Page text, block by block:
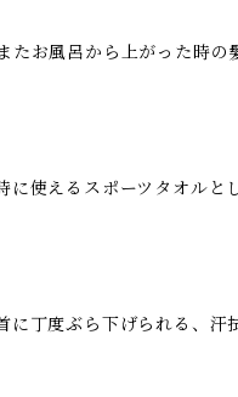
たお風呂から上がった時の
に使えるスポーツタオルと
に丁度ぶら下げられる、汗